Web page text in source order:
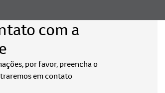
com a
por favor, preencha o
em contato